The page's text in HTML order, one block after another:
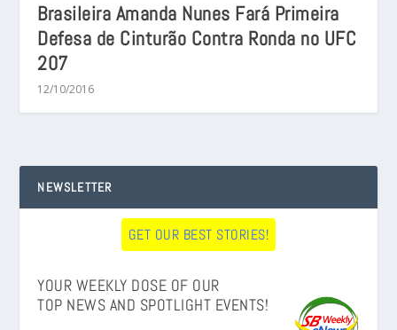
Brasileira Amanda Nunes Fará Primeira
Defesa de Cinturão Contra Ronda no UFC
207
12/10/2016
NEWSLETTER
GET OUR BEST STORIES!
YOUR WEEKLY DOSE OF OUR
TOP NEWS AND SPOTLIGHT EVENTS!